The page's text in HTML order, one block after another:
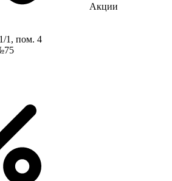
Акции
1, пом. 4